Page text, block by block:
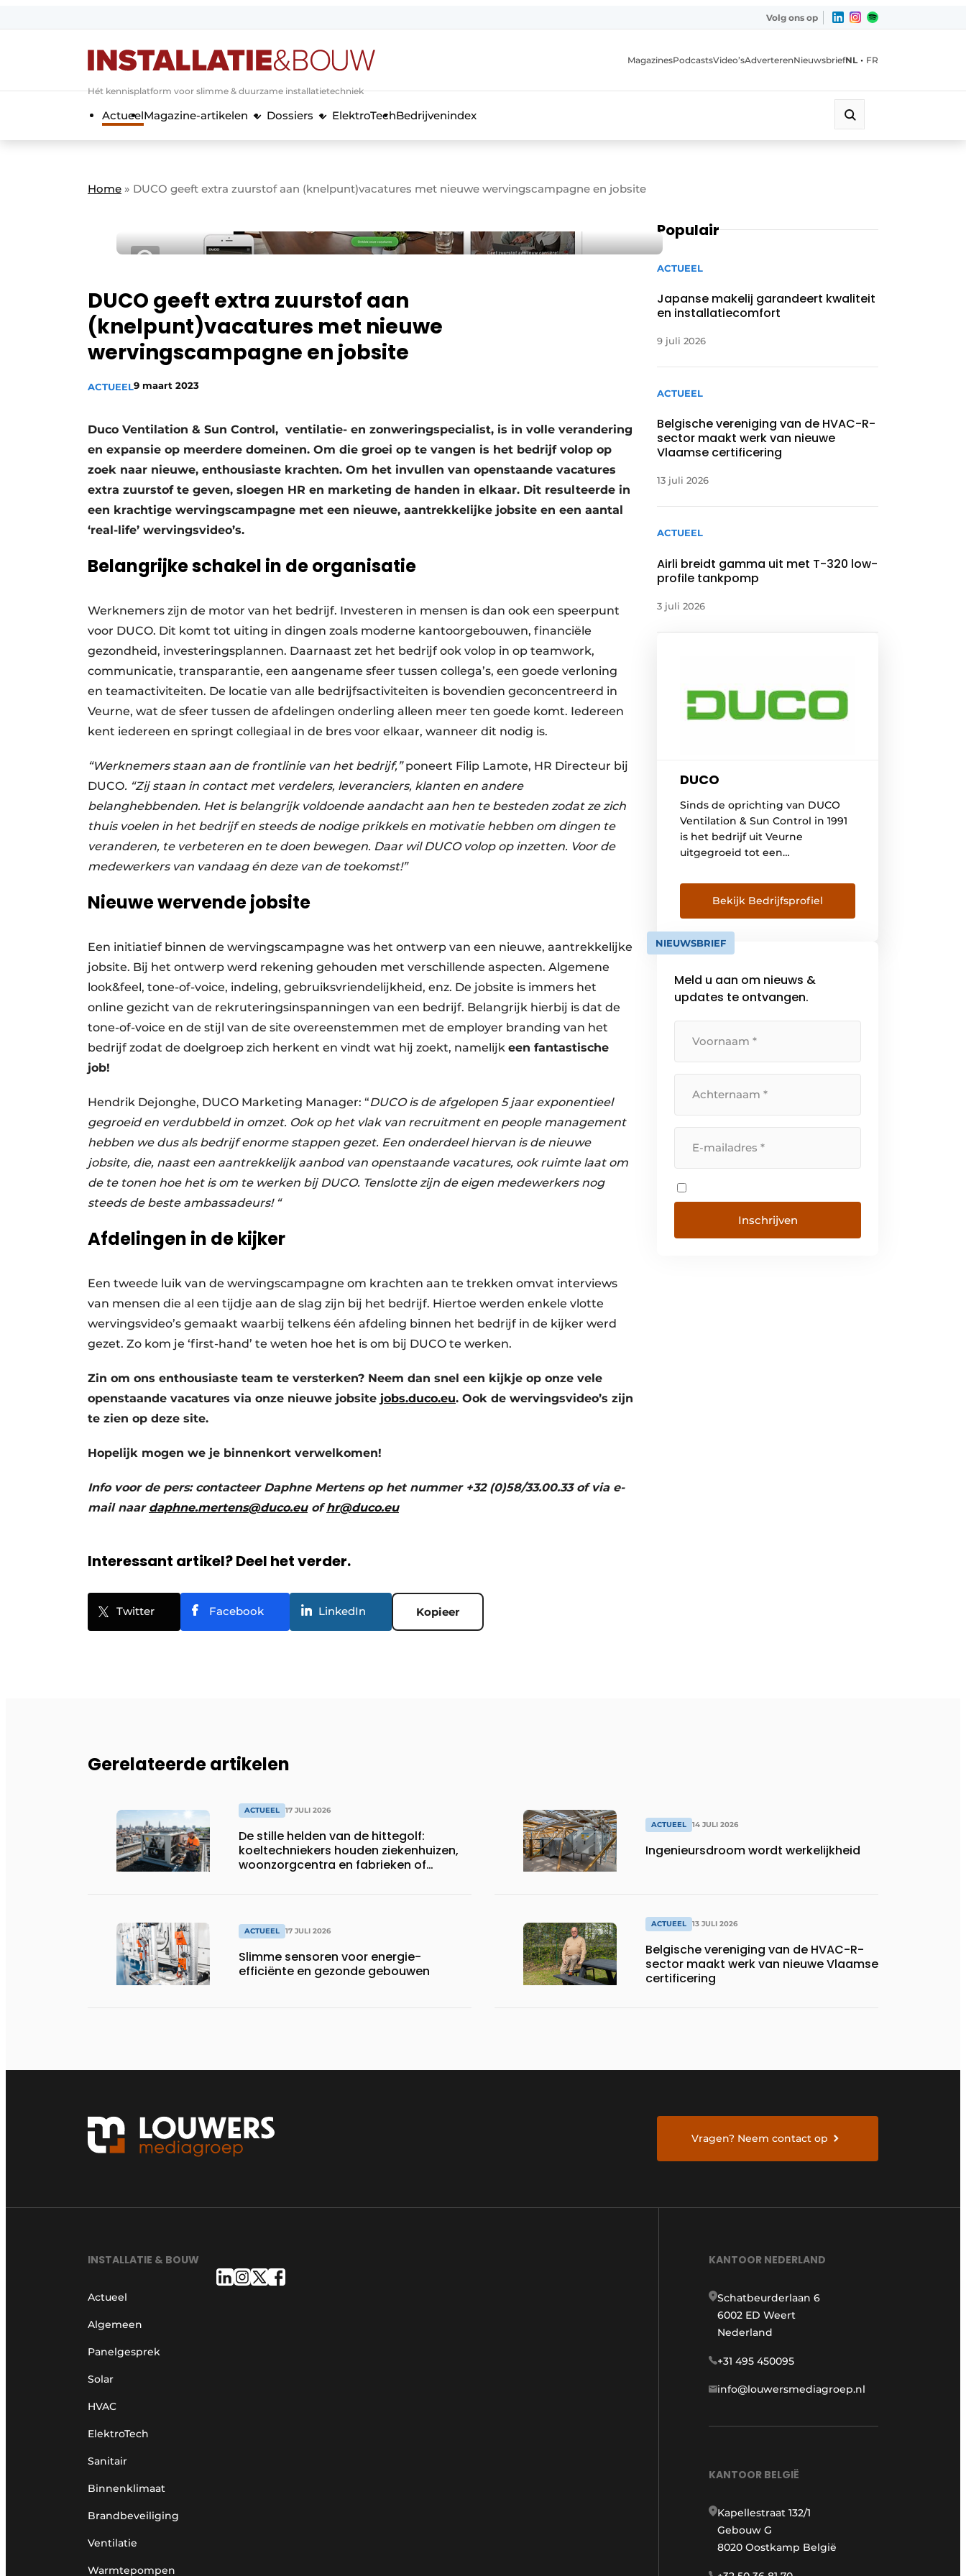
Algemene voorwaarden
Banner overzicht
BedrijvenAanmeldenBedankt voor de aanmelding
Bedrijven
Evenement aanmelden
Meest gelezen
Privacy / Cookie statement
Vacature aanmelden
Vacatures
Video’s
Volg ons op
Hét kennisplatform voor slimme & duurzame installatietechniek
MagazinesPodcastsVideo’sAdverterenNieuwsbriefNL • FR
ActueelMagazine-artikelen Dossiers ElektroTechBedrijvenindex
Home » DUCO geeft extra zuurstof aan (knelpunt)vacatures met nieuwe wervingscampagne en jobsite
DUCO geeft extra zuurstof aan
(knelpunt)vacatures met nieuwe
wervingscampagne en jobsite
ACTUEEL9 maart 2023
Duco Ventilation & Sun Control, ventilatie- en zonweringspecialist, is in volle verandering
en expansie op meerdere domeinen. Om die groei op te vangen is het bedrijf volop op
zoek naar nieuwe, enthousiaste krachten. Om het invullen van openstaande vacatures
extra zuurstof te geven, sloegen HR en marketing de handen in elkaar. Dit resulteerde in
een krachtige wervingscampagne met een nieuwe, aantrekkelijke jobsite en een aantal
‘real-life’ wervingsvideo’s.
Belangrijke schakel in de organisatie
Werknemers zijn de motor van het bedrijf. Investeren in mensen is dan ook een speerpunt
voor DUCO. Dit komt tot uiting in dingen zoals moderne kantoorgebouwen, financiële
gezondheid, investeringsplannen. Daarnaast zet het bedrijf ook volop in op teamwork,
communicatie, transparantie, een aangename sfeer tussen collega’s, een goede verloning
en teamactiviteiten. De locatie van alle bedrijfsactiviteiten is bovendien geconcentreerd in
Veurne, wat de sfeer tussen de afdelingen onderling alleen meer ten goede komt. Iedereen
kent iedereen en springt collegiaal in de bres voor elkaar, wanneer dit nodig is.
“Werknemers staan aan de frontlinie van het bedrijf,”poneert Filip Lamote, HR Directeur bij
DUCO. “Zij staan in contact met verdelers, leveranciers, klanten en andere
belanghebbenden. Het is belangrijk voldoende aandacht aan hen te besteden zodat ze zich
thuis voelen in het bedrijf en steeds de nodige prikkels en motivatie hebben om dingen te
veranderen, te verbeteren en te doen bewegen. Daar wil DUCO volop op inzetten. Voor de
medewerkers van vandaag én deze van de toekomst!”
Nieuwe wervende jobsite
Een initiatief binnen de wervingscampagne was het ontwerp van een nieuwe, aantrekkelijke
jobsite. Bij het ontwerp werd rekening gehouden met verschillende aspecten. Algemene
look&feel, tone-of-voice, indeling, gebruiksvriendelijkheid, enz. De jobsite is immers het
online gezicht van de rekruteringsinspanningen van een bedrijf. Belangrijk hierbij is dat de
tone-of-voice en de stijl van de site overeenstemmen met de employer branding van het
bedrijf zodat de doelgroep zich herkent en vindt wat hij zoekt, namelijk een fantastische
job!
Hendrik Dejonghe, DUCO Marketing Manager: “DUCO is de afgelopen 5 jaar exponentieel
gegroeid en verdubbeld in omzet. Ook op het vlak van recruitment en people management
hebben we dus als bedrijf enorme stappen gezet. Een onderdeel hiervan is de nieuwe
jobsite, die, naast een aantrekkelijk aanbod van openstaande vacatures, ook ruimte laat om
de te tonen hoe het is om te werken bij DUCO. Tenslotte zijn de eigen medewerkers nog
steeds de beste ambassadeurs! “
Afdelingen in de kijker
Een tweede luik van de wervingscampagne om krachten aan te trekken omvat interviews
van mensen die al een tijdje aan de slag zijn bij het bedrijf. Hiertoe werden enkele vlotte
wervingsvideo’s gemaakt waarbij telkens één afdeling binnen het bedrijf in de kijker werd
gezet. Zo kom je ‘first-hand’ te weten hoe het is om bij DUCO te werken.
Zin om ons enthousiaste team te versterken? Neem dan snel een kijkje op onze vele
openstaande vacatures via onze nieuwe jobsite jobs.duco.eu. Ook de wervingsvideo’s zijn
te zien op deze site.
Hopelijk mogen we je binnenkort verwelkomen!
Info voor de pers: contacteer Daphne Mertens op het nummer +32 (0)58/33.00.33 of via e-
mail naar daphne.mertens@duco.euofhr@duco.eu
Interessant artikel? Deel het verder.
Twitter Facebook LinkedIn Kopieer
Populair
ACTUEEL
Japanse makelij garandeert kwaliteit
en installatiecomfort
9 juli 2026
ACTUEEL
Belgische vereniging van de HVAC-R-
sector maakt werk van nieuwe
Vlaamse certificering
13 juli 2026
ACTUEEL
Airli breidt gamma uit met T-320 low-
profile tankpomp
3 juli 2026
DUCO
Sinds de oprichting van DUCO
Ventilation & Sun Control in 1991
is het bedrijf uit Veurne
uitgegroeid tot een
Europese markt van natuurlijke
ventilatie- en
zonweringsystemen. DUCO wil
dan ook élke bewoner voorzien
van een gezond, comfortabel en
Een continue investering in alle
beschikbare middelen vormt
Bekijk Bedrijfsprofiel
NIEUWSBRIEF
Meld u aan om nieuws &
updates te ontvangen.
Gerelateerde artikelen
ACTUEEL 17 JULI 2026
De stille helden van de hittegolf:
koeltechniekers houden ziekenhuizen,
woonzorgcentra en fabrieken of
ACTUEEL 17 JULI 2026
Slimme sensoren voor energie-
efficiënte en gezonde gebouwen
ACTUEEL 14 JULI 2026
Ingenieursdroom wordt werkelijkheid
ACTUEEL 13 JULI 2026
Belgische vereniging van de HVAC-R-
sector maakt werk van nieuwe Vlaamse
certificering
Vragen? Neem contact op
INSTALLATIE & BOUW
Actueel
Algemeen
Panelgesprek
Solar
HVAC
ElektroTech
Sanitair
Binnenklimaat
Brandbeveiliging
Ventilatie
Warmtepompen
KANTOOR NEDERLAND
Schatbeurderlaan 6
6002 ED Weert
Nederland
+31 495 450095
info@louwersmediagroep.nl
KANTOOR BELGIË
Kapellestraat 132/1
Gebouw G
8020 Oostkamp België